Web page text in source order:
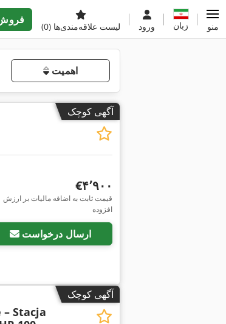
لیست علاقه‌مندی‌ها (0) ورود زبان منو
اهمیت
آگهی کوچک
‎€۴٬۹۰۰
قیمت ثابت به اضافه مالیات بر ارزش
افزوده
ارسال درخواست
آگهی کوچک
– Stacja